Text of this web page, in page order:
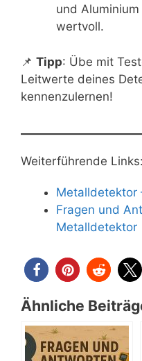
und
wertvoll.
📌 Tipp: Übe mit
Leitwerte deines
kennenzulernen!
Weiterführende Links:
Metalldetektor
Fragen und
Metalldetektor
Ähnliche